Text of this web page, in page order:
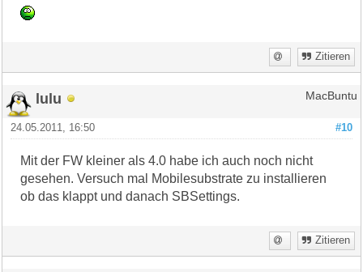
Zitieren
lulu MacBuntu
#10
24.05.2011, 16:50
Mit der FW kleiner als 4.0 habe ich auch noch nicht
gesehen. Versuch mal Mobilesubstrate zu installieren
ob das klappt und danach SBSettings.
Zitieren